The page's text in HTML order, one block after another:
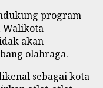
program
Walikota
akan
olahraga.
sebagai kota